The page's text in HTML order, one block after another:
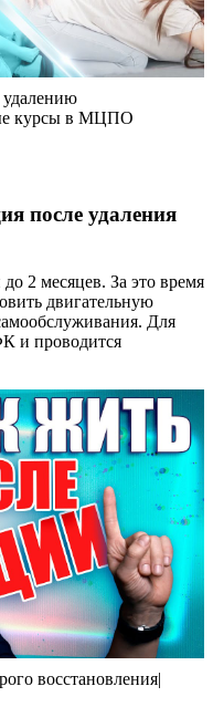
удалению
курсы в МЦПО
после удаления
2 месяцев. За это время
двигательную
Для
и проводится
восстановления|